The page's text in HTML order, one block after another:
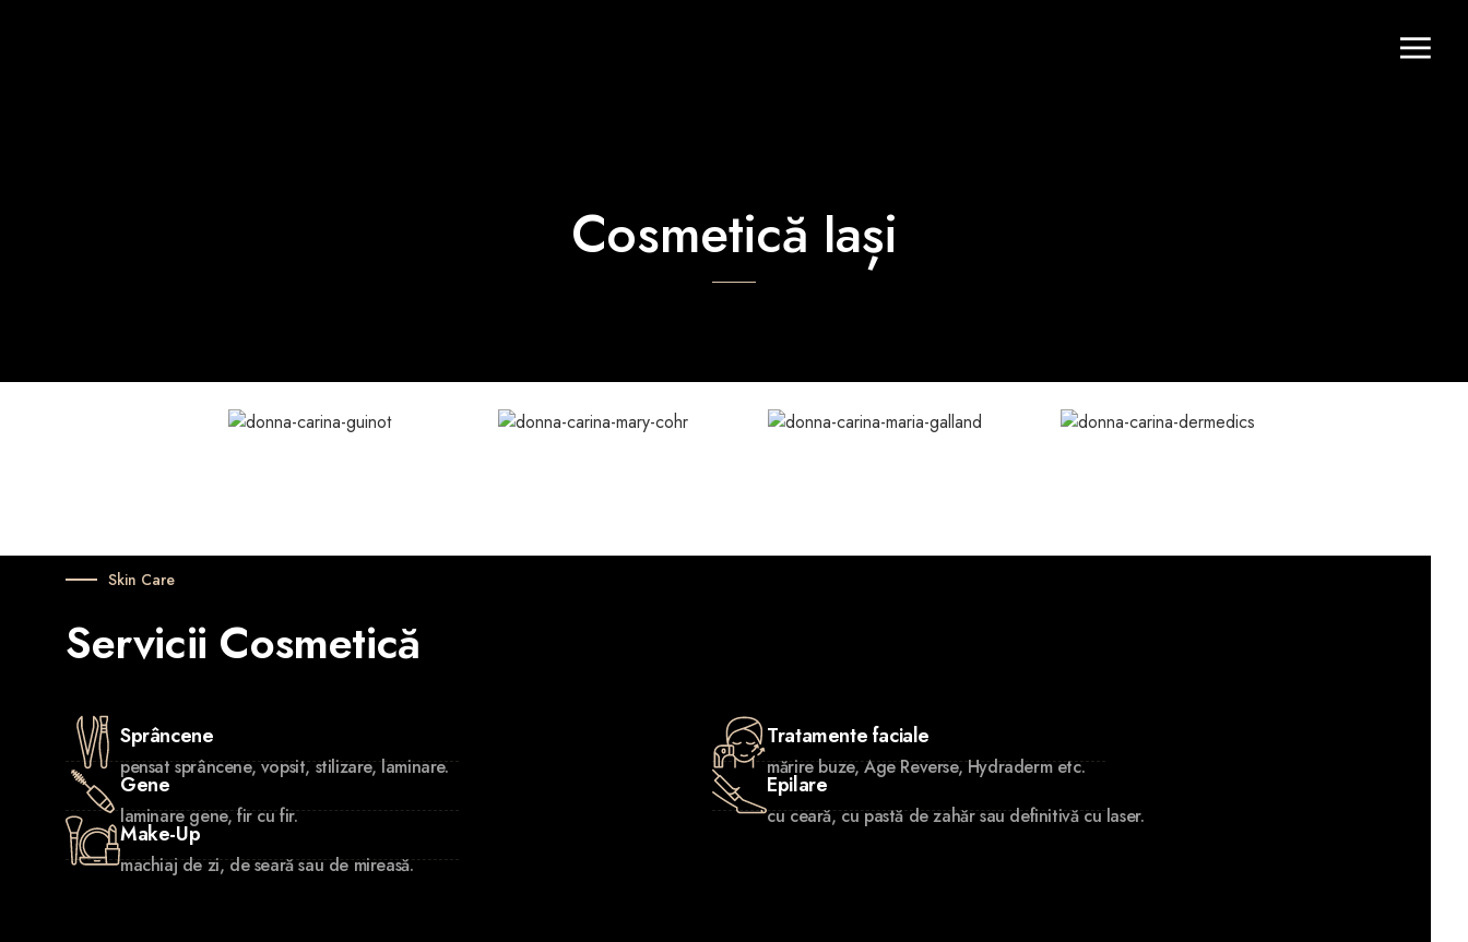
Cosmetică Iași
Skin Care
Servicii Cosmetică
Sprâncene
pensat sprâncene, vopsit, stilizare, laminare.
Gene
laminare gene, fir cu fir.
Make-Up
machiaj de zi, de seară sau de mireasă.
Tratamente faciale
mărire buze, Age Reverse, Hydraderm etc.
Epilare
cu ceară, cu pastă de zahăr sau definitivă cu laser.